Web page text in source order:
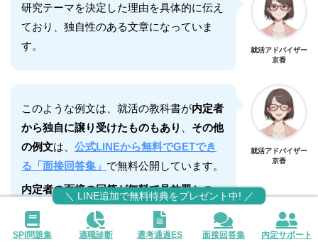
研究テーマを決定した理由を具体的に伝え
ており、独自性のある文章になっていま
す。
就活アドバイザー
京香
このような例文は、就活の教科書が内定者
から独自に譲り受けたものもあり
その他
の例文は、 公式LINEから無料でGETでき
る「面接回答集」 で無料公開しています。
内定者の面接の回答が無料で見放題なの
で、ぜひ受け取ってみてください。
就活アドバイザー
京香
SPI問題集 適職診断 選考通過ES 面接回答集 内定サポート
＼ LINE追加で無料特典をプレゼント中! ／